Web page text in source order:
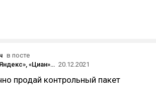
в посте
Минстрой: «Яндекс», «Циан», Avito и других присоединят к госсистеме для регистрации договоров об аренде жилья 20.12.2021
продай контрольный пакет